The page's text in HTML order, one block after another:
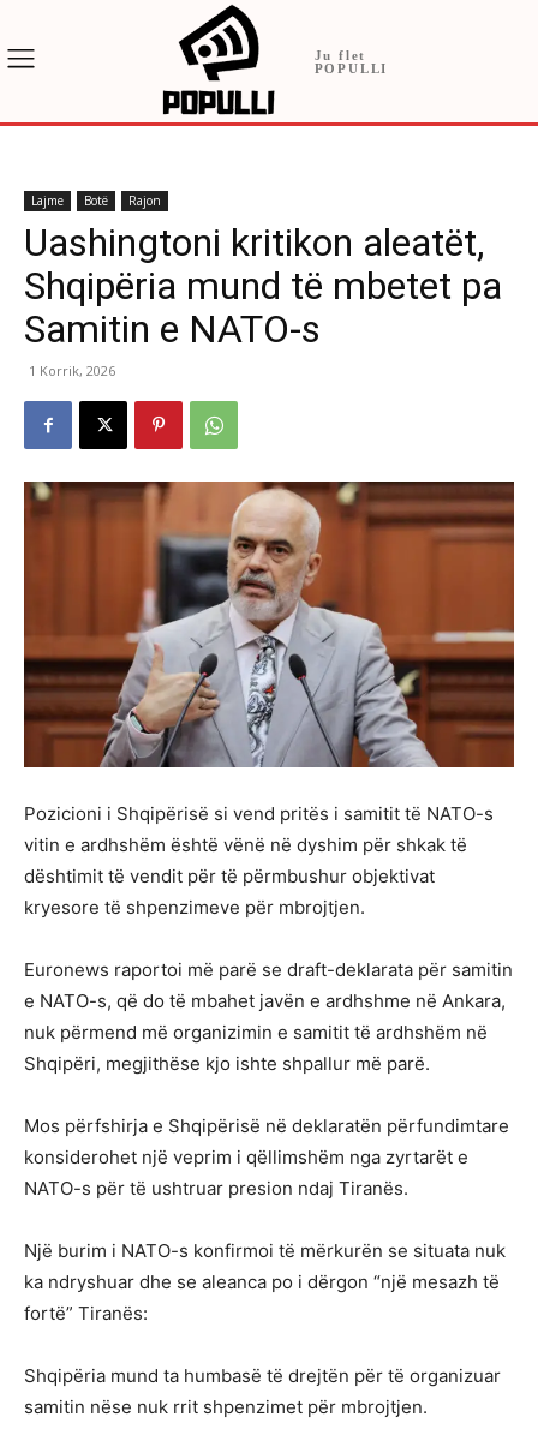
Ju flet
POPULLI
Lajme Botë Rajon
Uashingtoni kritikon aleatët,
Shqipëria mund të mbetet pa
Samitin e NATO-s
1 Korrik, 2026
Pozicioni i Shqipërisë si vend pritës i samitit të NATO-s
vitin e ardhshëm është vënë në dyshim për shkak të
dështimit të vendit për të përmbushur objektivat
kryesore të shpenzimeve për mbrojtjen.
Euronews raportoi më parë se draft-deklarata për samitin
e NATO-s, që do të mbahet javën e ardhshme në Ankara,
nuk përmend më organizimin e samitit të ardhshëm në
Shqipëri, megjithëse kjo ishte shpallur më parë.
Mos përfshirja e Shqipërisë në deklaratën përfundimtare
konsiderohet një veprim i qëllimshëm nga zyrtarët e
NATO-s për të ushtruar presion ndaj Tiranës.
Një burim i NATO-s konfirmoi të mërkurën se situata nuk
ka ndryshuar dhe se aleanca po i dërgon “një mesazh të
fortë” Tiranës:
Shqipëria mund ta humbasë të drejtën për të organizuar
samitin nëse nuk rrit shpenzimet për mbrojtjen.